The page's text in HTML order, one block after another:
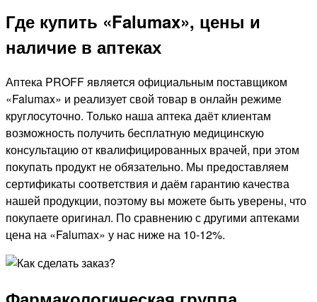
Где купить «Falumax», цены и
наличие в аптеках
Аптека PROFF является официальным поставщиком
«Falumax» и реализует свой товар в онлайн режиме
круглосуточно. Только наша аптека даёт клиентам
возможность получить бесплатную медицинскую
консультацию от квалифицированных врачей, при этом
покупать продукт не обязательно. Мы предоставляем
сертификаты соответствия и даём гарантию качества
нашей продукции, поэтому вы можете быть уверены, что
покупаете оригинал. По сравнению с другими аптеками
цена на «Falumax» у нас ниже на 10-12%.